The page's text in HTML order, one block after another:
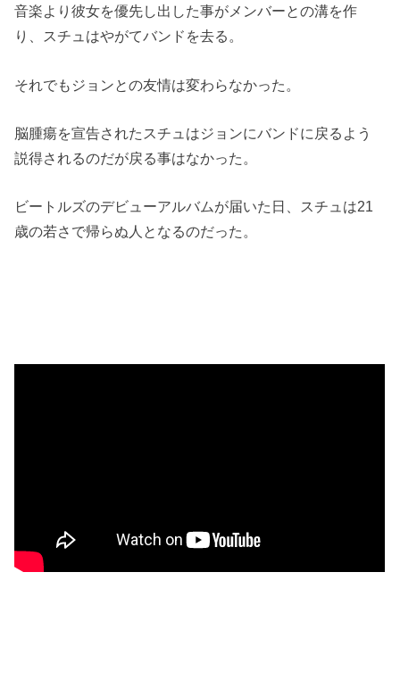
音楽より彼女を優先し出した事がメンバーとの溝を作
り、スチュはやがてバンドを去る。
それでもジョンとの友情は変わらなかった。
脳腫瘍を宣告されたスチュはジョンにバンドに戻るよう
説得されるのだが戻る事はなかった。
ビートルズのデビューアルバムが届いた日、スチュは21
歳の若さで帰らぬ人となるのだった。